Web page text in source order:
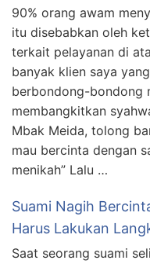
90% orang awam
itu disebabkan oleh
terkait pelayanan di
banyak klien saya
berbondong-bondong
membangkitkan
Mbak Meida, tolong
mau bercinta dengan
menikah” Lalu …
Suami Nagih
Harus Lakukan
Saat seorang suami